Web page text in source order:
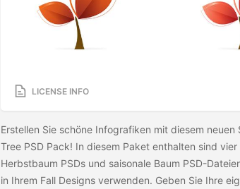
LICENSE INFO
Erstellen Sie schöne Infografiken mit diesem neuen
Tree PSD Pack! In diesem Paket enthalten sind
Herbstbaum PSDs und saisonale Baum PSD-
in Ihrem Fall Designs verwenden. Geben Sie Ihre